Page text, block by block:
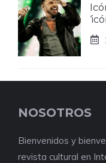
NOSOTROS
Bienvenidos y
revista cultural en